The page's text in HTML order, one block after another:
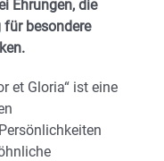
Ehrungen, die
besondere
et Gloria“ ist eine